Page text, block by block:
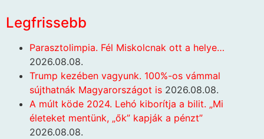
Legfrissebb
Parasztolimpia. Fél Miskolcnak ott a helye…
2026.08.08.
Trump kezében vagyunk. 100%-os vámmal
sújthatnák Magyarországot is 2026.08.08.
A múlt köde 2024. Lehó kiborítja a bilit. „Mi
életeket mentünk, „ők” kapják a pénzt”
2026.08.08.